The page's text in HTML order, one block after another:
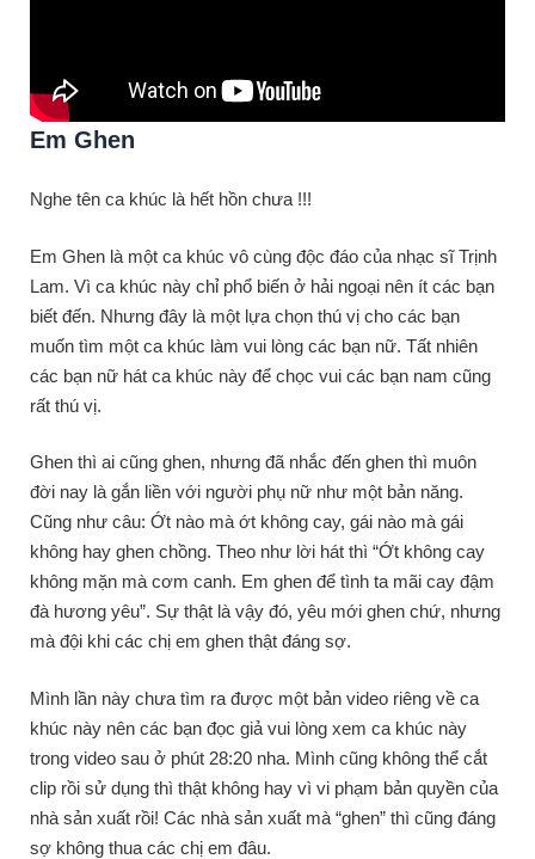
Em Ghen
Nghe tên ca khúc là hết hồn chưa !!!
Em Ghen là một ca khúc vô cùng độc đáo của nhạc sĩ Trịnh
Lam. Vì ca khúc này chỉ phổ biến ở hải ngoại nên ít các bạn
biết đến. Nhưng đây là một lựa chọn thú vị cho các bạn
muốn tìm một ca khúc làm vui lòng các bạn nữ. Tất nhiên
các bạn nữ hát ca khúc này để chọc vui các bạn nam cũng
rất thú vị.
Ghen thì ai cũng ghen, nhưng đã nhắc đến ghen thì muôn
đời nay là gắn liền với người phụ nữ như một bản năng.
Cũng như câu: Ớt nào mà ớt không cay, gái nào mà gái
không hay ghen chồng. Theo như lời hát thì “Ớt không cay
không mặn mà cơm canh. Em ghen để tình ta mãi cay đậm
đà hương yêu”. Sự thật là vậy đó, yêu mới ghen chứ, nhưng
mà đội khi các chị em ghen thật đáng sợ.
Mình lần này chưa tìm ra được một bản video riêng về ca
khúc này nên các bạn đọc giả vui lòng xem ca khúc này
trong video sau ở phút 28:20 nha. Mình cũng không thể cắt
clip rồi sử dụng thì thật không hay vì vi phạm bản quyền của
nhà sản xuất rồi! Các nhà sản xuất mà “ghen” thì cũng đáng
sợ không thua các chị em đâu.